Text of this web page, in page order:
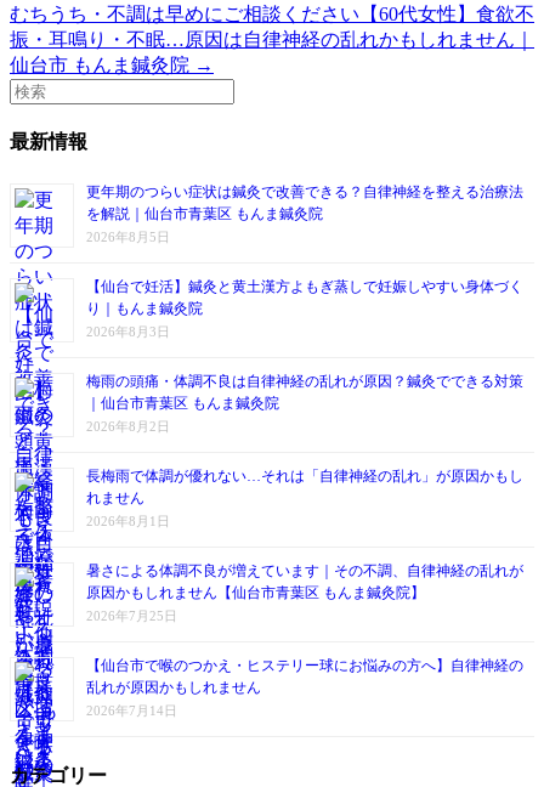
むちうち・不調は早めにご相談ください 【60代女性】食欲不
振・耳鳴り・不眠…原因は自律神経の乱れかもしれません｜
仙台市 もんま鍼灸院 →
最新情報
更年期のつらい症状は鍼灸で改善できる？自律神経を整える治療法
を解説｜仙台市青葉区 もんま鍼灸院
2026年8月5日
【仙台で妊活】鍼灸と黄土漢方よもぎ蒸しで妊娠しやすい身体づく
り｜もんま鍼灸院
2026年8月3日
梅雨の頭痛・体調不良は自律神経の乱れが原因？鍼灸でできる対策
｜仙台市青葉区 もんま鍼灸院
2026年8月2日
長梅雨で体調が優れない…それは「自律神経の乱れ」が原因かもし
れません
2026年8月1日
暑さによる体調不良が増えています｜その不調、自律神経の乱れが
原因かもしれません【仙台市青葉区 もんま鍼灸院】
2026年7月25日
【仙台市で喉のつかえ・ヒステリー球にお悩みの方へ】自律神経の
乱れが原因かもしれません
2026年7月14日
カテゴリー